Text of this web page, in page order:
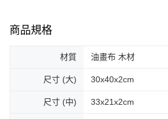
商品規格
材質 油畫布 木材
尺寸 (大) 30x40x2cm
尺寸 (中) 33x21x2cm